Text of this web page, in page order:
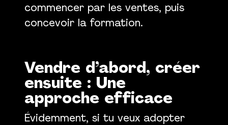
commencer par les ventes, puis
concevoir la formation.
Vendre d’abord, créer
ensuite : Une
approche efficace
Évidemment, si tu veux adopter